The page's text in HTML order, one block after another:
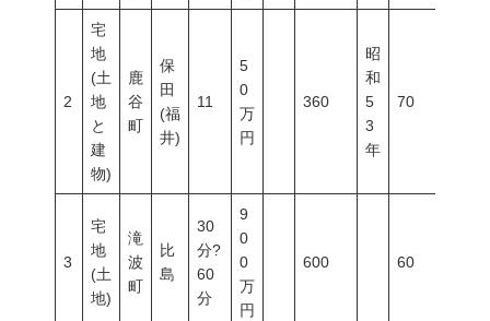
2
宅
地
(土
地
と
建
物)
鹿
谷
町
保
田
(福
井)
11
5
0
万
円
360
昭
和
5
3
年
70
3
宅
地
(土
地)
滝
波
町
比
島
30
分?
60
分
9
0
0
万
円
600 60